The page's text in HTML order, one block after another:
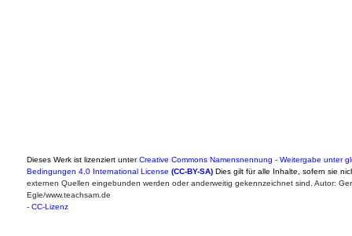
Dieses Werk ist lizenziert unterCreative Commons Namensnennung - Weitergabe unter
Bedingungen 4.0 International License (CC-BY-SA) Dies gilt für alle Inhalte, sofern sie
externen Quellen eingebunden werden oder anderweitig gekennzeichnet sind. Autor:
Egle/www.teachsam.de
- CC-Lizenz